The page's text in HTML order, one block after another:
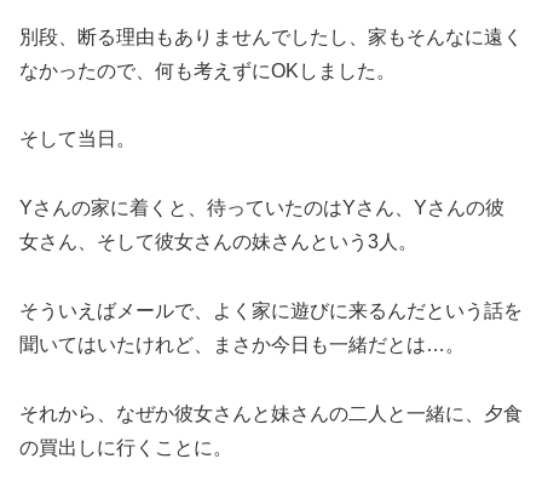
別段、断る理由もありませんでしたし、家もそんなに遠く
なかったので、何も考えずにOKしました。
そして当日。
Yさんの家に着くと、待っていたのはYさん、Yさんの彼
女さん、そして彼女さんの妹さんという3人。
そういえばメールで、よく家に遊びに来るんだという話を
聞いてはいたけれど、まさか今日も一緒だとは…。
それから、なぜか彼女さんと妹さんの二人と一緒に、夕食
の買出しに行くことに。